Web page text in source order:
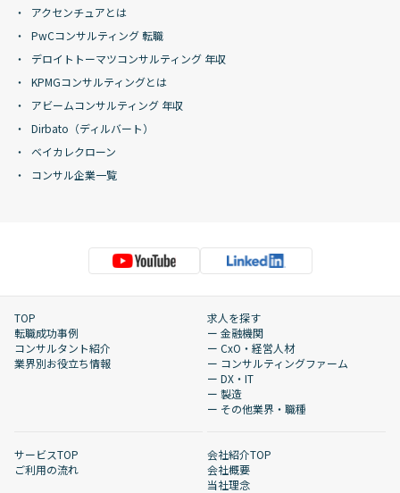
アクセンチュアとは
PwCコンサルティング 転職
デロイトトーマツコンサルティング 年収
KPMGコンサルティングとは
アビームコンサルティング 年収
Dirbato（ディルバート）
ベイカレクローン
コンサル企業一覧
TOP
転職成功事例
コンサルタント紹介
業界別お役立ち情報
求人を探す
ー 金融機関
ー CxO・経営人材
ー コンサルティングファーム
ー DX・IT
ー 製造
ー その他業界・職種
サービスTOP
ご利用の流れ
会社紹介TOP
会社概要
当社理念